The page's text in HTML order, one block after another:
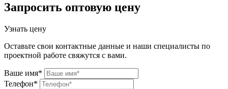
Запросить оптовую цену
Узнать цену
Оставьте свои контактные данные и наши специалисты по
проектной работе свяжутся с вами.
Ваше имя*
Телефон*